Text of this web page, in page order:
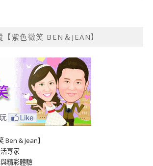
【紫色微笑 BEN＆JEAN】
Ben & Jean】
專家
精彩體驗